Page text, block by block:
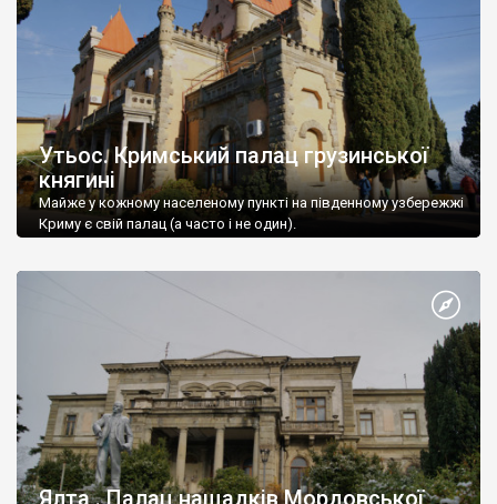
Утьос. Кримський палац грузинської
княгині
Майже у кожному населеному пункті на південному узбережжі
Криму є свій палац (а часто і не один).
Ялта . Палац нащадків Мордовської